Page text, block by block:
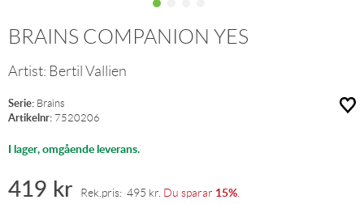
BRAINS COMPANION YES
Artist: Bertil Vallien
Serie: Brains
Artikelnr: 7520206
I lager, omgående leverans.
419 kr Rek.pris: 495 kr Du sparar 15%